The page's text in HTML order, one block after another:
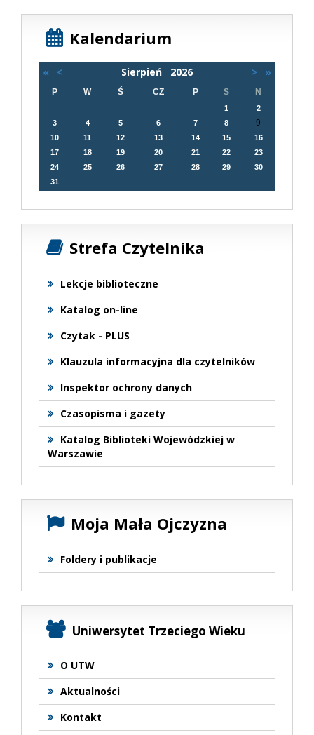
Kalendarium
« < Sierpień 2026 > »
P W Ś CZ P S N
1
2
3
4 5 6 7 8 9
10 11 12 13 14 15
16
17
18 19 20 21 22
23
24
25 26 27 28 29
30
31
Strefa Czytelnika
Lekcje biblioteczne
Katalog on-line
Czytak - PLUS
Klauzula informacyjna dla czytelników
Inspektor ochrony danych
Czasopisma i gazety
Katalog Biblioteki Wojewódzkiej w
Warszawie
Moja Mała Ojczyzna
Foldery i publikacje
Uniwersytet Trzeciego Wieku
O UTW
Aktualności
Kontakt